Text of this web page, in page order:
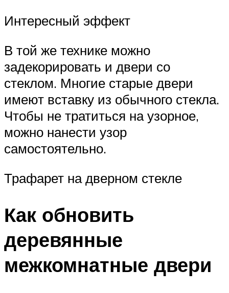
Интересный эффект
В той же технике можно
задекорировать и двери со
стеклом. Многие старые двери
имеют вставку из обычного стекла.
Чтобы не тратиться на узорное,
можно нанести узор
самостоятельно.
Трафарет на дверном стекле
Как обновить
деревянные
межкомнатные двери